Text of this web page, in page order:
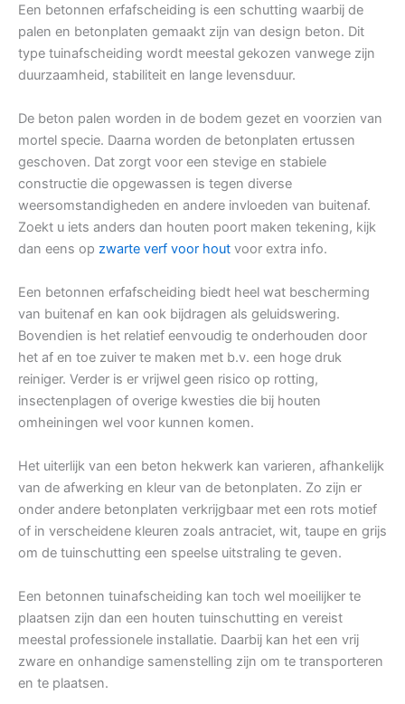
Een betonnen erfafscheiding is een schutting waarbij de
palen en betonplaten gemaakt zijn van design beton. Dit
type tuinafscheiding wordt meestal gekozen vanwege zijn
duurzaamheid, stabiliteit en lange levensduur.
De beton palen worden in de bodem gezet en voorzien van
mortel specie. Daarna worden de betonplaten ertussen
geschoven. Dat zorgt voor een stevige en stabiele
constructie die opgewassen is tegen diverse
weersomstandigheden en andere invloeden van buitenaf.
Zoekt u iets anders dan houten poort maken tekening, kijk
dan eens op zwarte verf voor hout voor extra info.
Een betonnen erfafscheiding biedt heel wat bescherming
van buitenaf en kan ook bijdragen als geluidswering.
Bovendien is het relatief eenvoudig te onderhouden door
het af en toe zuiver te maken met b.v. een hoge druk
reiniger. Verder is er vrijwel geen risico op rotting,
insectenplagen of overige kwesties die bij houten
omheiningen wel voor kunnen komen.
Het uiterlijk van een beton hekwerk kan varieren, afhankelijk
van de afwerking en kleur van de betonplaten. Zo zijn er
onder andere betonplaten verkrijgbaar met een rots motief
of in verscheidene kleuren zoals antraciet, wit, taupe en grijs
om de tuinschutting een speelse uitstraling te geven.
Een betonnen tuinafscheiding kan toch wel moeilijker te
plaatsen zijn dan een houten tuinschutting en vereist
meestal professionele installatie. Daarbij kan het een vrij
zware en onhandige samenstelling zijn om te transporteren
en te plaatsen.